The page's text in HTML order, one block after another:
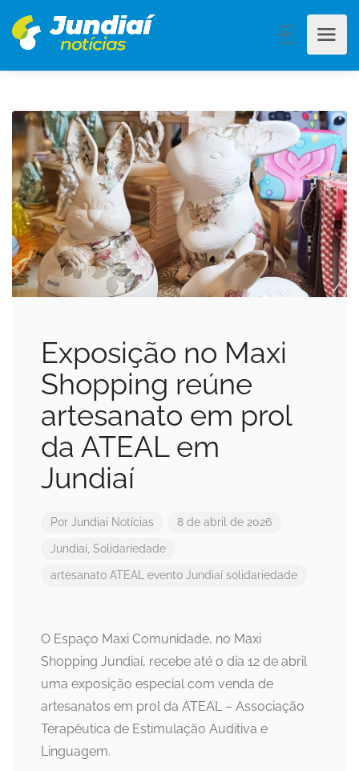
Exposição no Maxi
Shopping reúne
artesanato em prol
da ATEAL em
Jundiaí
Por Jundiaí Notícias 8 de abril de 2026
Jundiaí, Solidariedade
artesanato ATEAL evento Jundiaí solidariedade
O Espaço Maxi Comunidade, no Maxi
Shopping Jundiaí, recebe até o dia 12 de abril
uma exposição especial com venda de
artesanatos em prol da ATEAL – Associação
Terapêutica de Estimulação Auditiva e
Linguagem.